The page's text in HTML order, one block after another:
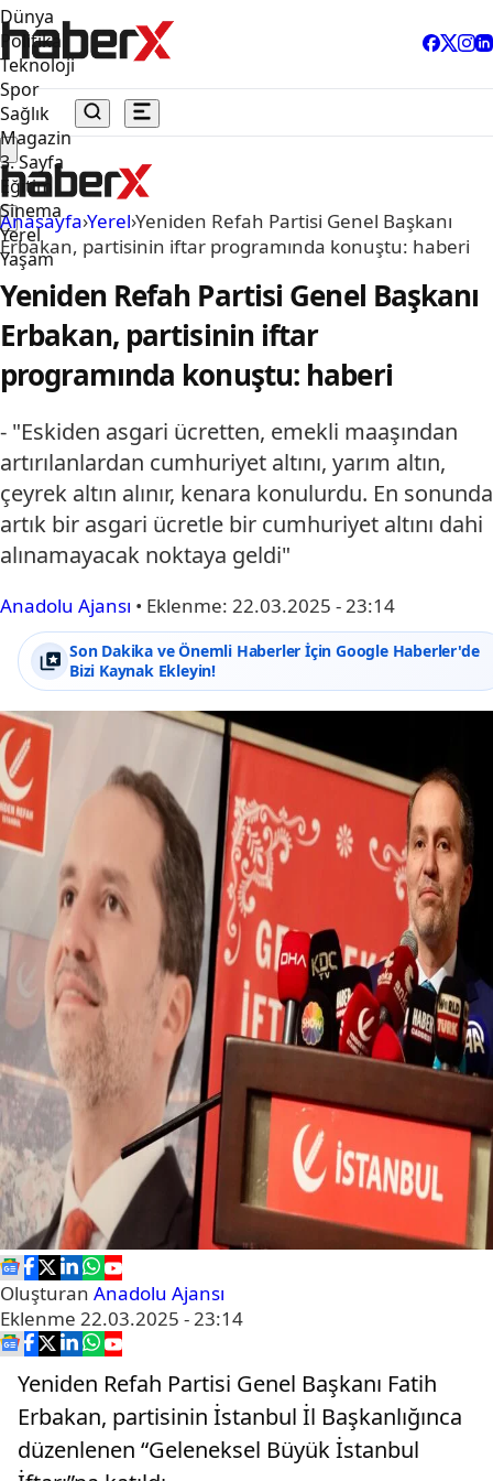
Dünya
Politika
Teknoloji
Spor
Sağlık
Magazin
3. Sayfa
Eğitim
Sinema
Yerel
Yaşam
Anasayfa›Yerel›Yeniden Refah Partisi Genel Başkanı
Erbakan, partisinin iftar programında konuştu: haberi
Yeniden Refah Partisi Genel Başkanı
Erbakan, partisinin iftar
programında konuştu: haberi
- "Eskiden asgari ücretten, emekli maaşından
artırılanlardan cumhuriyet altını, yarım altın,
çeyrek altın alınır, kenara konulurdu. En sonunda
artık bir asgari ücretle bir cumhuriyet altını dahi
alınamayacak noktaya geldi"
Anadolu Ajansı • Eklenme: 22.03.2025 - 23:14
Son Dakika ve Önemli Haberler İçin Google Haberler'de
Bizi Kaynak Ekleyin!
Oluşturan Anadolu Ajansı
Eklenme 22.03.2025 - 23:14
Yeniden Refah Partisi Genel Başkanı Fatih
Erbakan, partisinin İstanbul İl Başkanlığınca
düzenlenen “Geleneksel Büyük İstanbul